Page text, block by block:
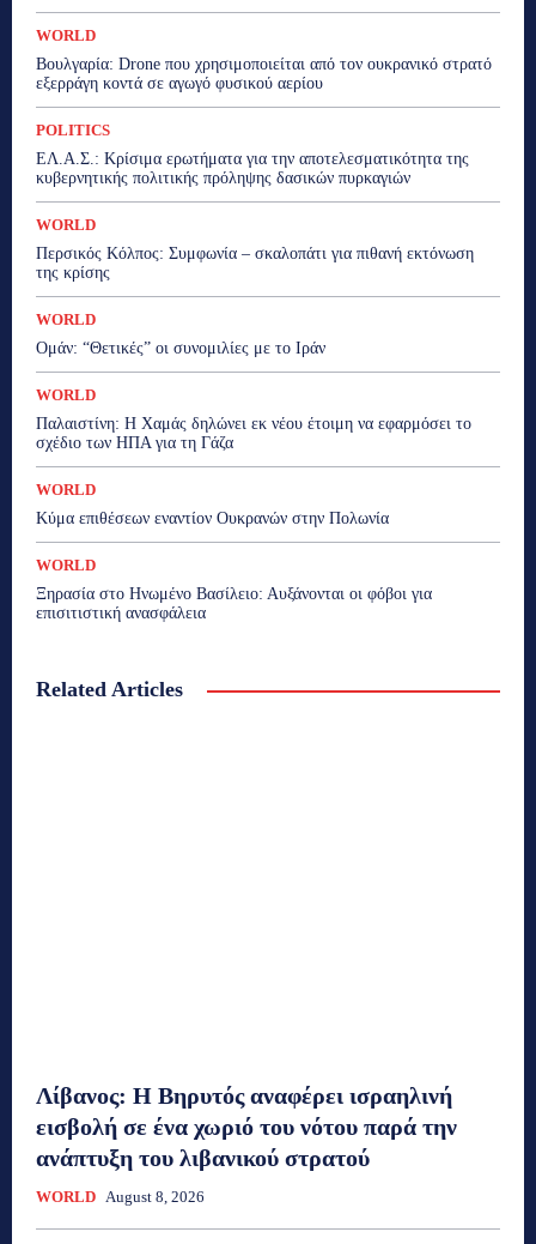
WORLD
Βουλγαρία: Drone που χρησιμοποιείται από τον ουκρανικό στρατό
εξερράγη κοντά σε αγωγό φυσικού αερίου
POLITICS
ΕΛ.Α.Σ.: Κρίσιμα ερωτήματα για την αποτελεσματικότητα της
κυβερνητικής πολιτικής πρόληψης δασικών πυρκαγιών
WORLD
Περσικός Κόλπος: Συμφωνία – σκαλοπάτι για πιθανή εκτόνωση
της κρίσης
WORLD
Ομάν: “Θετικές” οι συνομιλίες με το Ιράν
WORLD
Παλαιστίνη: Η Χαμάς δηλώνει εκ νέου έτοιμη να εφαρμόσει το
σχέδιο των ΗΠΑ για τη Γάζα
WORLD
Κύμα επιθέσεων εναντίον Ουκρανών στην Πολωνία
WORLD
Ξηρασία στο Ηνωμένο Βασίλειο: Αυξάνονται οι φόβοι για
επισιτιστική ανασφάλεια
Related Articles
Λίβανος: Η Βηρυτός αναφέρει ισραηλινή
εισβολή σε ένα χωριό του νότου παρά την
ανάπτυξη του λιβανικού στρατού
WORLD August 8, 2026